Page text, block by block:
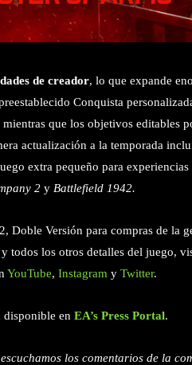
de creador, lo que expande
Conquista
que los objetivos editables
actualización a la temporada
extra pequeño para
2 y Battlefield 1942.
Doble Versión para compras de la
todos los otros detalles del juego,
YouTube, Instagram y Twitter.
disponible en EA’s Press Portal.
los comentarios de la